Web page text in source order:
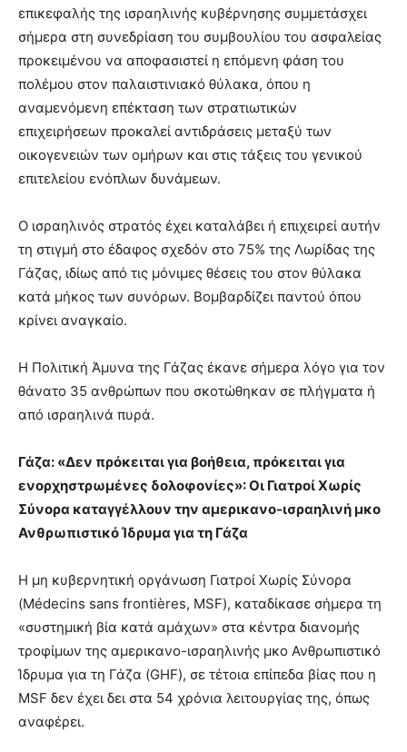
επικεφαλής της ισραηλινής κυβέρνησης συμμετάσχει
σήμερα στη συνεδρίαση του συμβουλίου του ασφαλείας
προκειμένου να αποφασιστεί η επόμενη φάση του
πολέμου στον παλαιστινιακό θύλακα, όπου η
αναμενόμενη επέκταση των στρατιωτικών
επιχειρήσεων προκαλεί αντιδράσεις μεταξύ των
οικογενειών των ομήρων και στις τάξεις του γενικού
επιτελείου ενόπλων δυνάμεων.
Ο ισραηλινός στρατός έχει καταλάβει ή επιχειρεί αυτήν
τη στιγμή στο έδαφος σχεδόν στο 75% της Λωρίδας της
Γάζας, ιδίως από τις μόνιμες θέσεις του στον θύλακα
κατά μήκος των συνόρων. Βομβαρδίζει παντού όπου
κρίνει αναγκαίο.
Η Πολιτική Άμυνα της Γάζας έκανε σήμερα λόγο για τον
θάνατο 35 ανθρώπων που σκοτώθηκαν σε πλήγματα ή
από ισραηλινά πυρά.
Γάζα: «Δεν πρόκειται για βοήθεια, πρόκειται για
ενορχηστρωμένες δολοφονίες»: Οι Γιατροί Χωρίς
Σύνορα καταγγέλλουν την αμερικανο-ισραηλινή μκο
Ανθρωπιστικό Ίδρυμα για τη Γάζα
Η μη κυβερνητική οργάνωση Γιατροί Χωρίς Σύνορα
(Médecins sans frontières, MSF), καταδίκασε σήμερα τη
«συστημική βία κατά αμάχων» στα κέντρα διανομής
τροφίμων της αμερικανο-ισραηλινής μκο Ανθρωπιστικό
Ίδρυμα για τη Γάζα (GHF), σε τέτοια επίπεδα βίας που η
MSF δεν έχει δει στα 54 χρόνια λειτουργίας της, όπως
αναφέρει.